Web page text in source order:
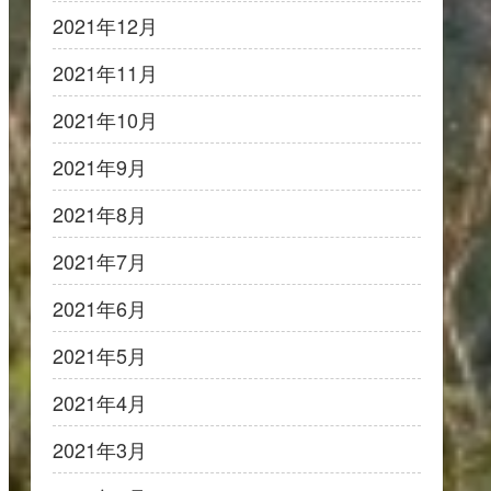
2021年12月
2021年11月
2021年10月
2021年9月
2021年8月
2021年7月
2021年6月
2021年5月
2021年4月
2021年3月